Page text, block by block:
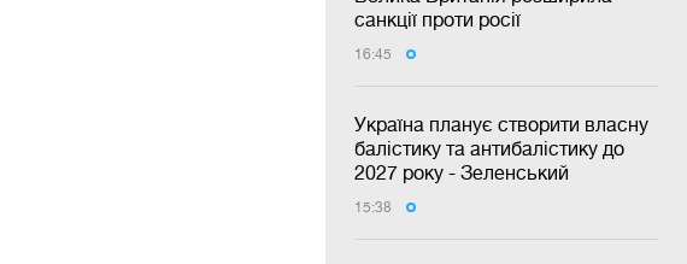
санкції проти росії
16:45
Україна планує створити власну
балістику та антибалістику до
2027 року - Зеленський
15:38